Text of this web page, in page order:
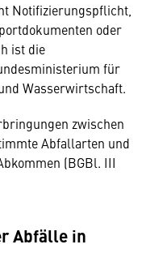
Notifizierungspflicht,
oder
ist die
für
Wasserwirtschaft.
zwischen
Abfallarten und
(BGBl. III
Abfälle in